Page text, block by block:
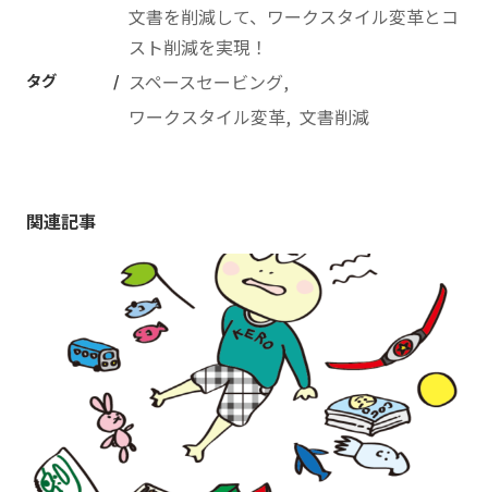
文書を削減して、ワークスタイル変革とコ
スト削減を実現！
タグ
スペースセービング
ワークスタイル変革 文書削減
関連記事